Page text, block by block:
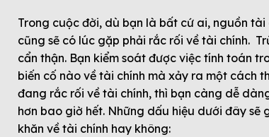
Trong cuộc đời, dù bạn là bất cứ ai, nguồn
cũng sẽ có lúc gặp phải rắc rối về tài chính.
cẩn thận. Bạn kiểm soát được việc tính toán
biến cố nào về tài chính mà xảy ra một cách
đang rắc rối về tài chính, thì bạn càng dễ
hơn bao giờ hết. Những dấu hiệu dưới đây
khăn về tài chính hay không: